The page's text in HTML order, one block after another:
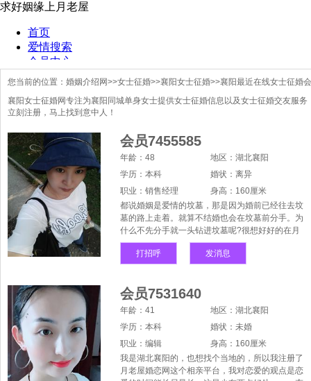
您当前的位置： 婚姻介绍网>>女士征婚>>襄阳女士征婚>>襄阳最近在线女士征婚
襄阳女士征婚网专注为襄阳同城单身女士提供女士征婚信息以及女士征婚交友服
立刻注册，马上找到意中人！
会员7455585
年龄：48
地区：湖北襄阳
学历：本科
婚状：离异
职业：销售经理
身高：160厘米
都说婚姻是爱情的坟墓，那是因为婚前已经往去坟
墓的路上走着。就算不结婚也会在坟墓前分手。为
什么不先分手就一头钻进坟墓呢?很想好好的在月
老屋婚恋网这个相亲平台上好好找个能陪伴自己一
生的人！
打招呼 发消息
会员7531640
年龄：41
地区：湖北襄阳
学历：本科
婚状：未婚
职业：编辑
身高：160厘米
我是湖北襄阳的，也想找个当地的，所以我注册了
月老屋婚恋网这个相亲平台，我对恋爱的观点是恋